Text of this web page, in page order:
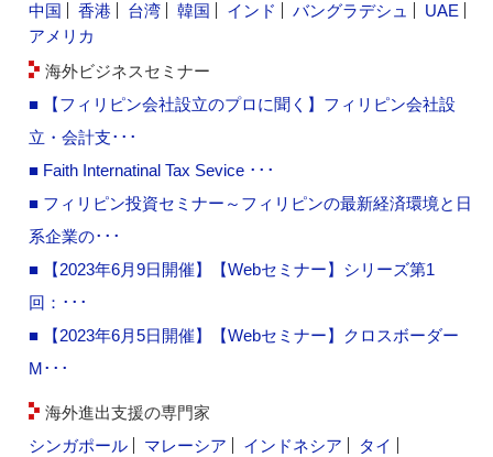
中国
香港 台湾 韓国 インド バングラデシュ
UAE
アメリカ
海外ビジネスセミナー
■ 【フィリピン会社設立のプロに聞く】フィリピン会社設
立・会計支･･･
■ Faith Internatinal Tax Sevice ･･･
■ フィリピン投資セミナー～フィリピンの最新経済環境と日
系企業の･･･
■ 【2023年6月9日開催】【Webセミナー】シリーズ第1
回：･･･
■ 【2023年6月5日開催】【Webセミナー】クロスボーダー
M･･･
海外進出支援の専門家
シンガポール
マレーシア インドネシア
タイ